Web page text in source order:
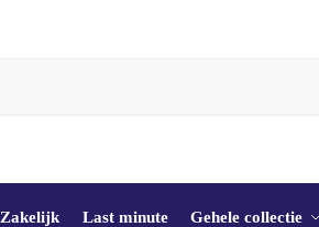
Zakelijk Last minute Gehele collectie